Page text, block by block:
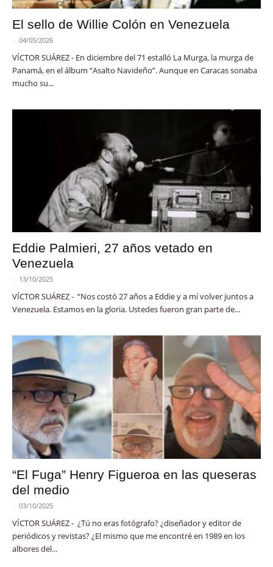
El sello de Willie Colón en Venezuela
- 04/05/2026
VÍCTOR SUÁREZ - En diciembre del 71 estalló La Murga, la murga de
Panamá, en el álbum “Asalto Navideño”. Aunque en Caracas sonaba
mucho su...
Eddie Palmieri, 27 años vetado en
Venezuela
- 13/10/2025
VÍCTOR SUÁREZ - “Nos costó 27 años a Eddie y a mí volver juntos a
Venezuela. Estamos en la gloria. Ustedes fueron gran parte de...
“El Fuga” Henry Figueroa en las queseras
del medio
- 03/10/2025
VÍCTOR SUÁREZ - ¿Tú no eras fotógrafo? ¿diseñador y editor de
periódicos y revistas? ¿El mismo que me encontré en 1989 en los
albores del...